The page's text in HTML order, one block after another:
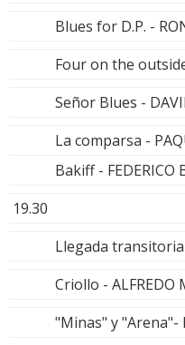
Blues for D.P. -
Four on the
Señor Blues -
La comparsa -
Bakiff - FEDERICO
19.30
Llegada transitoria
Criollo - ALFREDO
"Minas" y "Arena"-